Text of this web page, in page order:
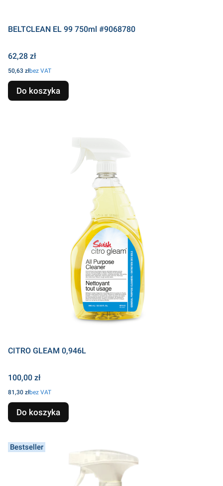
BELTCLEAN EL 99 750ml #9068780
Cena
62,28 zł
Cena
50,63 złbez VAT
Do koszyka
CITRO GLEAM 0,946L
Cena
100,00 zł
Cena
81,30 złbez VAT
Do koszyka
Bestseller